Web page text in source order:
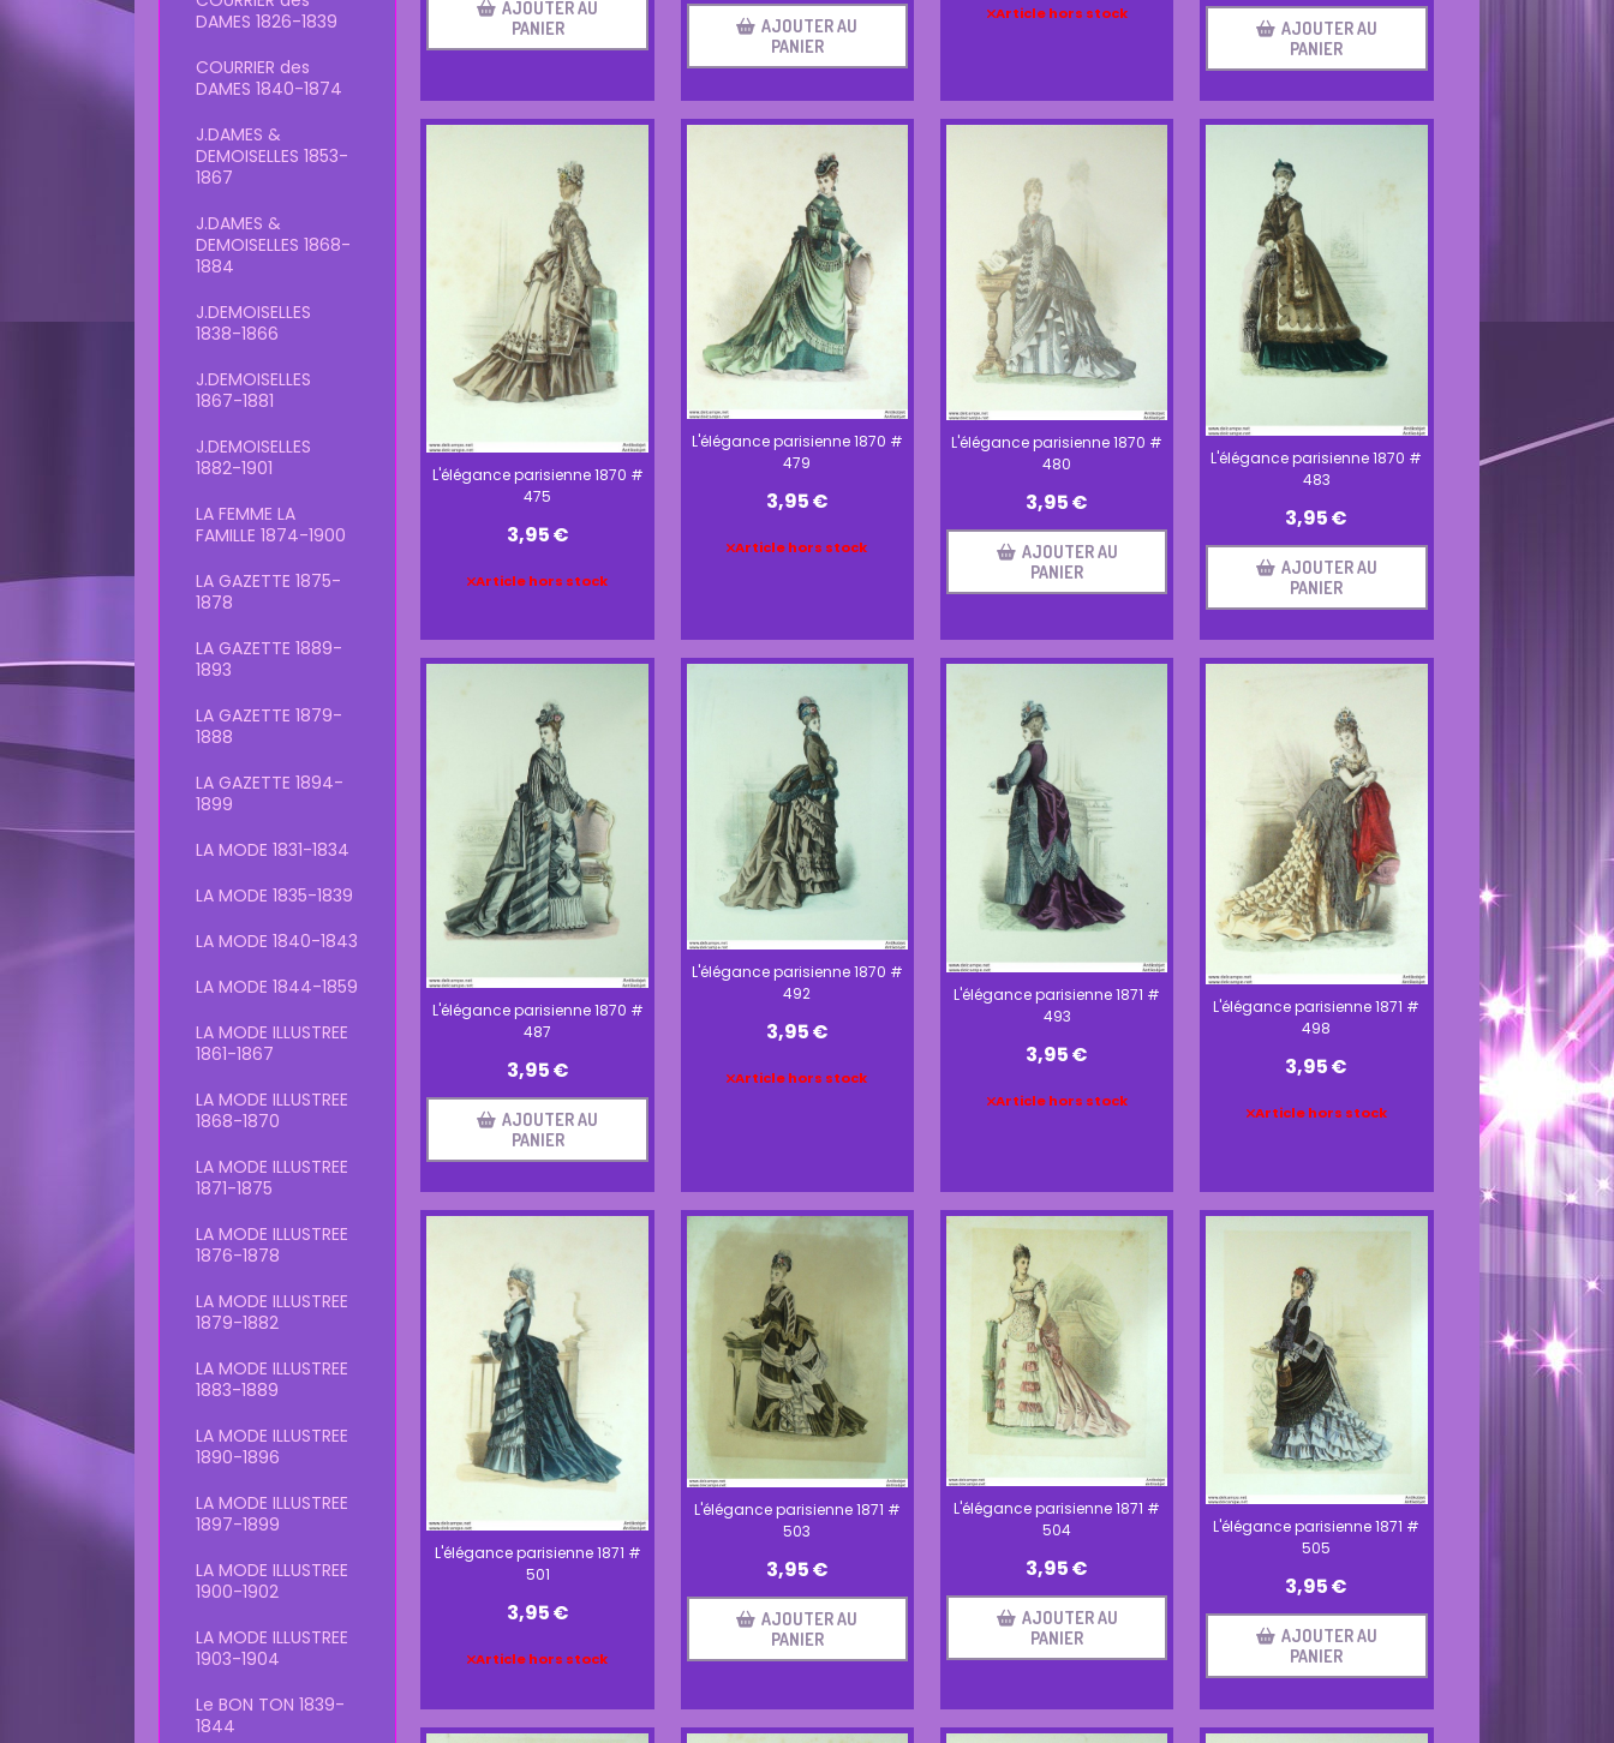
DAMES 1826-1839
COURRIER des
DAMES 1840-1874
J.DAMES &
DEMOISELLES 1853-
1867
J.DAMES &
DEMOISELLES 1868-
1884
J.DEMOISELLES
1838-1866
J.DEMOISELLES
1867-1881
J.DEMOISELLES
1882-1901
LA FEMME LA
FAMILLE 1874-1900
LA GAZETTE 1875-
1878
LA GAZETTE 1889-
1893
LA GAZETTE 1879-
1888
LA GAZETTE 1894-
1899
LA MODE 1831-1834
LA MODE 1835-1839
LA MODE 1840-1843
LA MODE 1844-1859
LA MODE ILLUSTREE
1861-1867
LA MODE ILLUSTREE
1868-1870
LA MODE ILLUSTREE
1871-1875
LA MODE ILLUSTREE
1876-1878
LA MODE ILLUSTREE
1879-1882
LA MODE ILLUSTREE
1883-1889
LA MODE ILLUSTREE
1890-1896
LA MODE ILLUSTREE
1897-1899
LA MODE ILLUSTREE
1900-1902
LA MODE ILLUSTREE
1903-1904
Le BON TON 1839-
1844
AJOUTER AU
PANIER
AJOUTER AU
PANIER
Article hors stock
AJOUTER AU
PANIER
L'élégance parisienne 1870 #
475
3,95€
Article hors stock
L'élégance parisienne 1870 #
479
3,95€
Article hors stock
L'élégance parisienne 1870 #
480
3,95€
AJOUTER AU
PANIER
L'élégance parisienne 1870 #
483
3,95€
AJOUTER AU
PANIER
L'élégance parisienne 1870 #
487
3,95€
AJOUTER AU
PANIER
L'élégance parisienne 1870 #
492
3,95€
Article hors stock
L'élégance parisienne 1871 #
493
3,95€
Article hors stock
L'élégance parisienne 1871 #
498
3,95€
Article hors stock
L'élégance parisienne 1871 #
501
3,95€
Article hors stock
L'élégance parisienne 1871 #
503
3,95€
AJOUTER AU
PANIER
L'élégance parisienne 1871 #
504
3,95€
AJOUTER AU
PANIER
L'élégance parisienne 1871 #
505
3,95€
AJOUTER AU
PANIER